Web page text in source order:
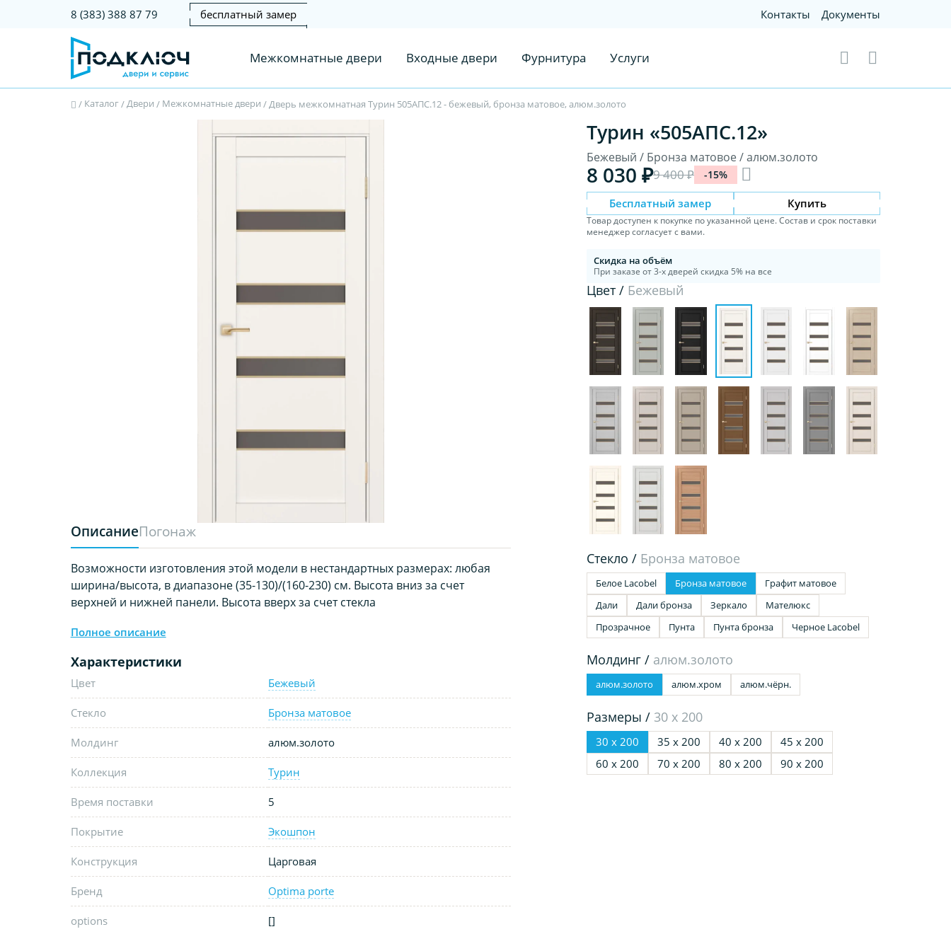
8 (383) 388 87 79 бесплатный замер Контакты Документы
Межкомнатные двери Входные двери Фурнитура Услуги
/ Каталог/Двери / Межкомнатные двери /Дверь межкомнатная Турин 505AПC.12 - бежевый, бронза матовое, алюм.золото
ОписаниеПогонаж
Возможности изготовления этой модели в нестандартных размерах: любая
ширина/высота, в диапазоне (35-130)/(160-230) см. Высота вниз за счет
верхней и нижней панели. Высота вверх за счет стекла
Полное описание
Характеристики
Цвет Бежевый
Стекло Бронза матовое
Молдинг алюм.золото
Коллекция Турин
Время поставки 5
Покрытие Экошпон
Конструкция Царговая
Бренд Optima porte
options []
Турин «505AПC.12»
Бежевый / Бронза матовое / алюм.золото
8 030 ₽9 400 ₽ -15%
Бесплатный замер Купить
Товар доступен к покупке по указанной цене. Состав и срок поставки
менеджер согласует с вами.
Скидка на объём
При заказе от 3-х дверей скидка 5% на все
Цвет / Бежевый
Стекло / Бронза матовое
Белое Lacobel Бронза матовое
Графит матовое
Дали
Дали бронза Зеркало
Мателюкс
Прозрачное
Пунта Пунта бронза Черное Lacobel
Молдинг / алюм.золото
алюм.золото алюм.хром алюм.чёрн.
Размеры / 30 х 200
30 х 200 35 х 200 40 х 200
45 х 200
60 х 200
70 х 200 80 х 200 90 х 200